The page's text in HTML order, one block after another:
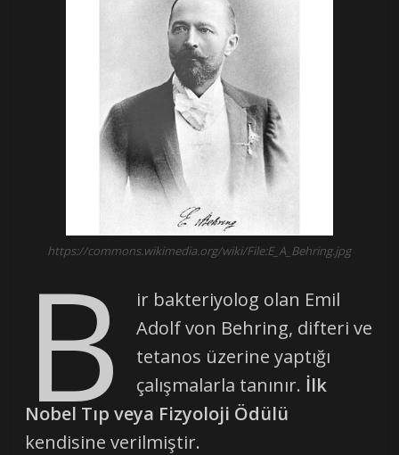
https://commons.wikimedia.org/wiki/File:E_A_Behring.jpg
B
ir bakteriyolog olan Emil
Adolf von Behring, difteri ve
tetanos üzerine yaptığı
çalışmalarla tanınır. İlk
Nobel Tıp veya Fizyoloji Ödülü
kendisine verilmiştir.